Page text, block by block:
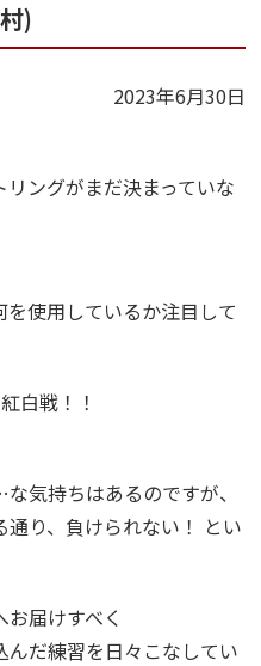
)
2023年6月30日
ングがまだ決まっていな
使用しているか注目して
白戦！！
気持ちはあるのですが、
り、負けられない！ とい
届けすべく
んだ練習を日々こなしてい